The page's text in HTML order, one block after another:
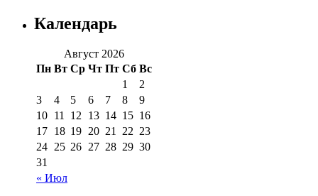
Календарь
Август 2026
Пн Вт Ср Чт Пт Сб Вс
« Июл
1
2
3
4 5 6 7 8
9
10 11 12 13 14 15 16
17 18 19 20 21 22 23
24 25 26 27 28 29 30
31